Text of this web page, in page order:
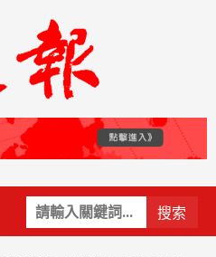
關
鍵
Primary
Menu